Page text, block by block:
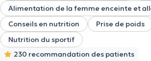
Alimentation de la femme enceinte et
Conseils en nutrition
Prise de poids
Nutrition du sportif
230 recommandation des patients